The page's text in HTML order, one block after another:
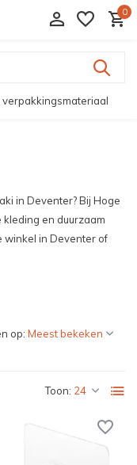
0
in Deventer? Bij Hoge
en duurzaam
winkel in Deventer of
Toon:
op: